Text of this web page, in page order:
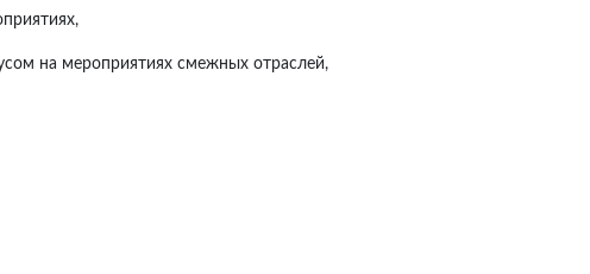
на мероприятиях смежных отраслей,